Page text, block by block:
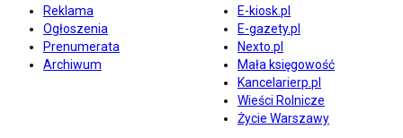
Reklama
Ogłoszenia
Prenumerata
Archiwum
E-kiosk.pl
E-gazety.pl
Nexto.pl
Mała księgowość
Kancelarierp.pl
Wieści Rolnicze
Życie Warszawy